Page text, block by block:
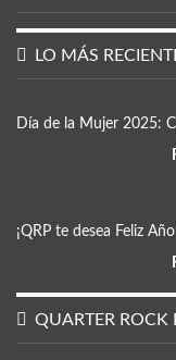
LO MÁS
Día de la Mujer 2025:
¡QRP te desea Feliz
QUARTER ROCK